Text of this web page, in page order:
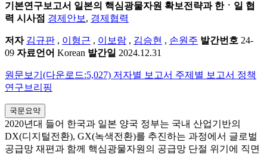
기본연구보고서 일본의 핵심광물자원 확보전략과 한ㆍ일 협
력 시사점 경제안보 , 경제협력
저자 김규판 , 이형근 , 이보람 , 김승현 , 손원주 발간번호 24-
09 자료언어 Korean 발간일 2024.12.31
원문보기(다운로드:5,027) 저자별 보고서 주제별 보고서 정책
연구브리핑
국문요약
2020년대 들어 한국과 일본 양국 정부는 국내 산업기반의
DX(디지털전환), GX(녹색전환)를 추진하는 과정에서 글로벌
공급망 재편과 함께 핵심광물자원의 공급망 단절 위기에 직면